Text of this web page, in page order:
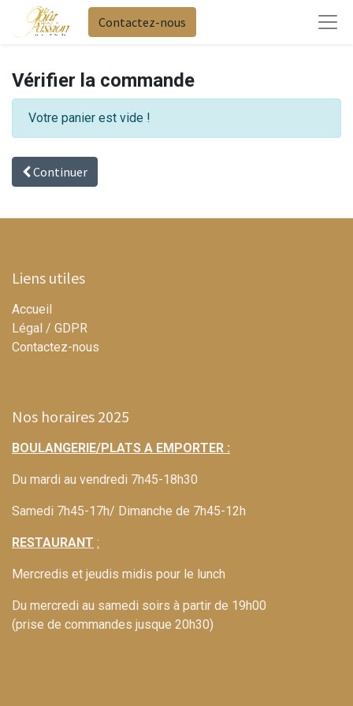
Contactez-nous
Vérifier la commande
Votre panier est vide !
Continuer
Liens utiles
Accueil
Légal / GDPR
Contactez-nous
Nos horaires 2025
BOULANGERIE/PLATS A EMPORTER :
Du mardi au vendredi 7h45-18h30
Samedi 7h45-17h/ Dimanche de 7h45-12h
RESTAURANT :
Mercredis et jeudis midis pour le lunch
Du mercredi au samedi soirs à partir de 19h00
(prise de commandes jusque 20h30)